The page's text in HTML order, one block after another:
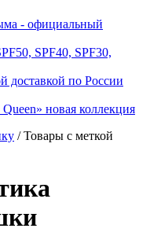
- официальный
SPF40, SPF30,
доставкой по России
новая коллекция
/ Товары с меткой